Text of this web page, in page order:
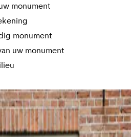
monument
monument
uw monument